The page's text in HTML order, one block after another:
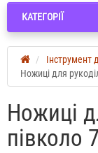
КАТЕГОРІЇ
Інструмент
Ножиці для
Ножиці
півколо